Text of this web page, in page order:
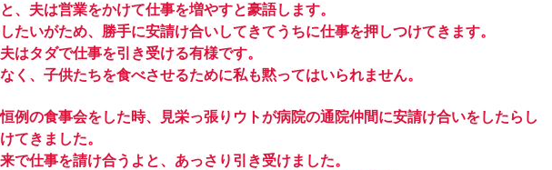
、夫は営業をかけて仕事を増やすと豪語します。
たいがため、勝手に安請け合いしてきてうちに仕事を押しつけてきます。
はタダで仕事を引き受ける有様です。
く、子供たちを食べさせるために私も黙ってはいられません。
例の食事会をした時、見栄っ張りウトが病院の通院仲間に安請け合いをしたらし
てきました。
で仕事を請け合うよと、あっさり引き受けました。